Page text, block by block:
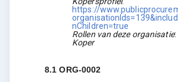
https://
nChildren=true
Rollen van deze organisatie:
Koper
8.1ORG-0002